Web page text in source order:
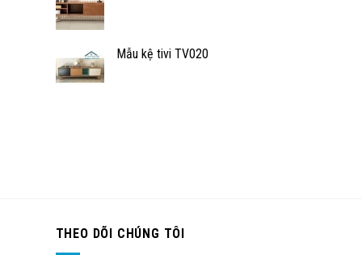
Mẫu kệ tivi TV020
THEO DÕI CHÚNG TÔI